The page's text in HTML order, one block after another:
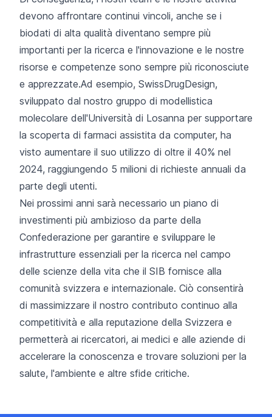
devono affrontare continui vincoli, anche se i
biodati di alta qualità diventano sempre più
importanti per la ricerca e l'innovazione e le nostre
risorse e competenze sono sempre più riconosciute
e apprezzate.Ad esempio, SwissDrugDesign,
sviluppato dal nostro gruppo di modellistica
molecolare dell'Università di Losanna per supportare
la scoperta di farmaci assistita da computer, ha
visto aumentare il suo utilizzo di oltre il 40% nel
2024, raggiungendo 5 milioni di richieste annuali da
parte degli utenti.
Nei prossimi anni sarà necessario un piano di
investimenti più ambizioso da parte della
Confederazione per garantire e sviluppare le
infrastrutture essenziali per la ricerca nel campo
delle scienze della vita che il SIB fornisce alla
comunità svizzera e internazionale. Ciò consentirà
di massimizzare il nostro contributo continuo alla
competitività e alla reputazione della Svizzera e
permetterà ai ricercatori, ai medici e alle aziende di
accelerare la conoscenza e trovare soluzioni per la
salute, l'ambiente e altre sfide critiche.